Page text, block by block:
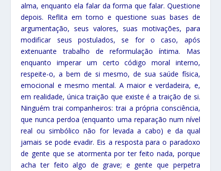
alma, enquanto ela falar da forma que falar. Questione
depois. Reflita em torno e questione suas bases de
argumentação, seus valores, suas motivações, para
modificar seus postulados, se for o caso, após
extenuante trabalho de reformulação íntima. Mas
enquanto imperar um certo código moral interno,
respeite-o, a bem de si mesmo, de sua saúde física,
emocional e mesmo mental. A maior e verdadeira, e,
em realidade, única traição que existe é a traição de si.
Ninguém trai companheiros: trai a própria consciência,
que nunca perdoa (enquanto uma reparação num nível
real ou simbólico não for levada a cabo) e da qual
jamais se pode evadir. Eis a resposta para o paradoxo
de gente que se atormenta por ter feito nada, porque
acha ter feito algo de grave; e gente que perpetra